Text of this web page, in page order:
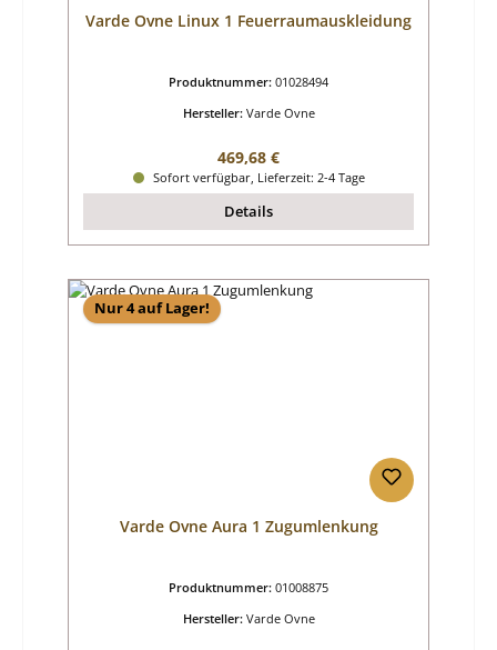
Varde Ovne Linux 1 Feuerraumauskleidung
Produktnummer: 01028494
Hersteller: Varde Ovne
Regulärer Preis:
469,68 €
Sofort verfügbar, Lieferzeit: 2-4 Tage
Details
Nur 4 auf Lager!
Varde Ovne Aura 1 Zugumlenkung
Produktnummer: 01008875
Hersteller: Varde Ovne